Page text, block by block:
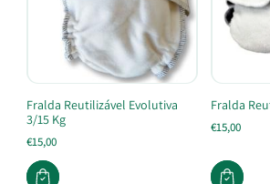
Fralda Reutilizável Evolutiva
3/15 Kg
€15,00
Fralda
€15,00